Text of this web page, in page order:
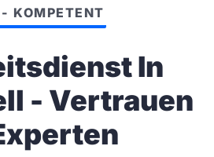
KOMPETENT
In
- Vertrauen